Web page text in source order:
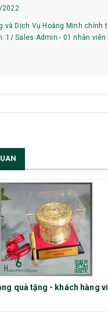
và Dịch Vụ Hoàng Minh chính
1/ Sales Admin - 01 nhân
quà tặng - khách hàng